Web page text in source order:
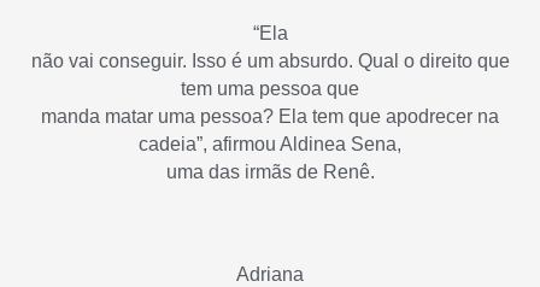
“Ela
não vai conseguir. Isso é um absurdo. Qual o direito que
tem uma pessoa que
manda matar uma pessoa? Ela tem que apodrecer na
cadeia”, afirmou Aldinea Sena,
uma das irmãs de Renê.
Adriana